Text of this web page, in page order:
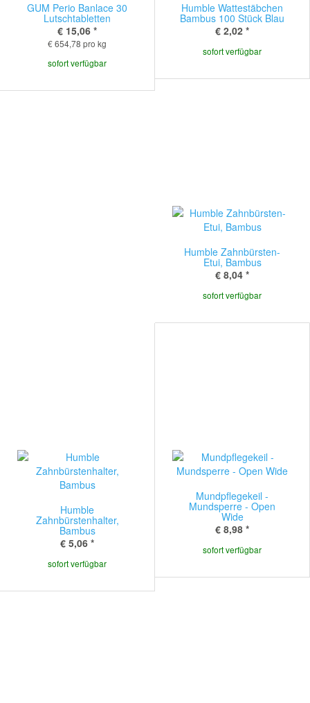
GUM Perio Banlace 30
Lutschtabletten
€ 15,06 *
€ 654,78 pro kg
sofort verfügbar
Humble Wattestäbchen
Bambus 100 Stück Blau
€ 2,02 *
sofort verfügbar
Humble Zahnbürsten-
Etui, Bambus
€ 8,04 *
sofort verfügbar
Humble
Zahnbürstenhalter,
Bambus
€ 5,06 *
sofort verfügbar
Mundpflegekeil -
Mundsperre - Open
Wide
€ 8,98 *
sofort verfügbar